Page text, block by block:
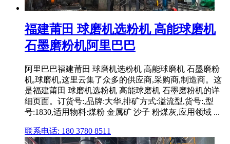
福建莆田 球磨机选粉机 高能球磨机
石墨磨粉机阿里巴巴
阿里巴巴福建莆田 球磨机选粉机 高能球磨机 石墨磨粉
机,球磨机,这里云集了众多的供应商,采购商,制造商。这
是福建莆田 球磨机选粉机 高能球磨机 石墨磨粉机的详
细页面。订货号:,品牌:大华,排矿方式:溢流型,货号:,型
号:1830,适用物料:煤粉 金属矿 沙子 粉煤灰,应用领域 ...
联系电话: 180 3780 8511